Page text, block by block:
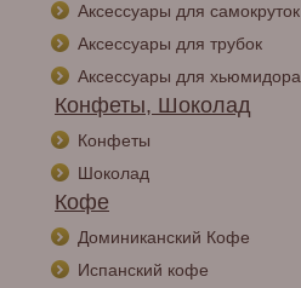
Аксессуары для самокруток
Аксессуары для трубок
Аксессуары для хьюмидора
Конфеты, Шоколад
Конфеты
Шоколад
Кофе
Доминиканский Кофе
Испанский кофе